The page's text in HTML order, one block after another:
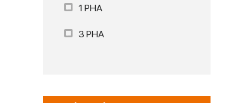
1 PHA
3 PHA